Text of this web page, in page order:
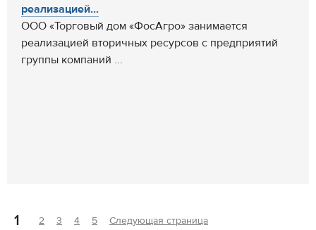
реализацией...
ООО «Торговый дом «ФосАгро» занимается
реализацией вторичных ресурсов с предприятий
группы компаний ...
1 2 3 4 5 Следующая страница